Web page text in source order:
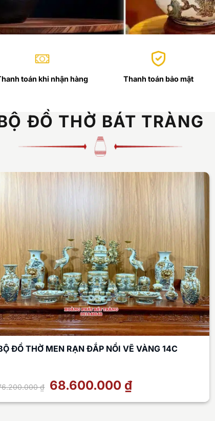
toán khi nhận hàng Thanh toán bảo mật
ĐỒ THỜ BÁT TRÀNG
ĐỒ THỜ MEN RẠN ĐẮP NỔI VẼ VÀNG 14C
₫
Giá
gốc
76.200.000 ₫.
68.600.000 ₫Giá
là: